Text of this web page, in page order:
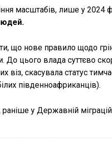
масштабів, лише у 2024
що нове правило щодо
До цього влада суттєво
віз, скасувала статус
південноафриканців).
у Державній